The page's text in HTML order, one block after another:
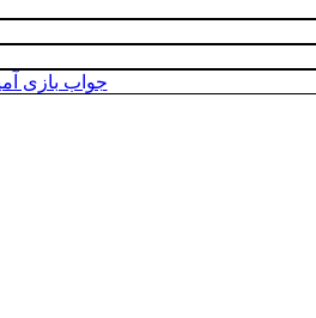
جواب بازی آمیرزا مرحله 600